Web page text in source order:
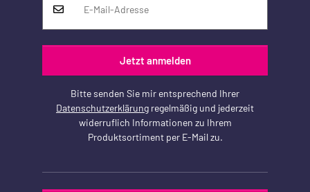
Jetzt anmelden
Bitte senden Sie mir entsprechend Ihrer
Datenschutzerklärung regelmäßig und jederzeit
widerruflich Informationen zu Ihrem
Produktsortiment per E-Mail zu.